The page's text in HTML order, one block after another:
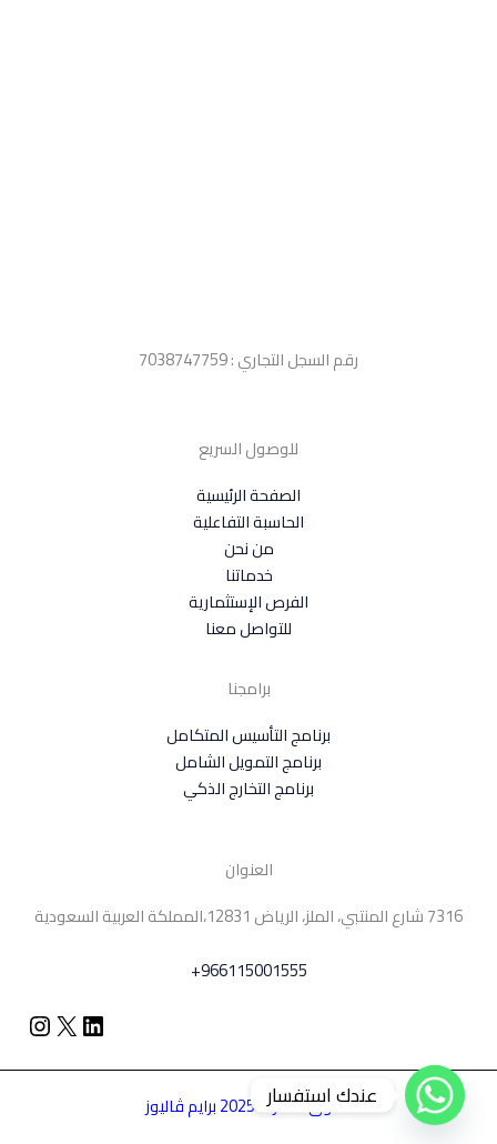
رقم السجل التجاري : 7038747759
للوصول السريع
الصفحة الرئيسية
الحاسبة التفاعلية
من نحن
خدماتنا
الفرص الإستثمارية
للتواصل معنا
برامجنا
برنامج التأسيس المتكامل
برنامج التمويل الشامل
برنامج التخارج الذكي
العنوان
7316 شارع المنتبي، الملز، الرياض 12831،المملكة العربية السعودية
+966115001555
حقوق النشر © 2025 برايم ڤاليوز
عندك استفسار